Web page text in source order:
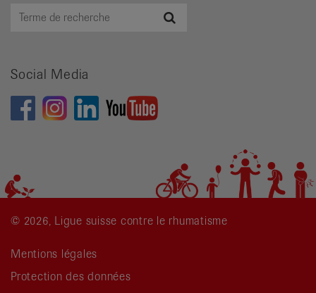
Terme
Social Media
© 2026, Ligue suisse contre le rhumatisme
Mentions légales
Protection des données